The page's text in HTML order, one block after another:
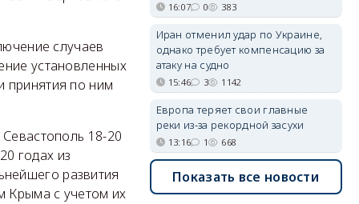
случаев
установленных
принятия по ним
18-20
годах из
развития
Крыма с учетом их
16:07 0 383
Иран отменил удар по Украине,
однако требует компенсацию за
атаку на судно
15:46 3 1142
Европа теряет свои главные
реки из-за рекордной засухи
13:16 1 668
Показать все новости